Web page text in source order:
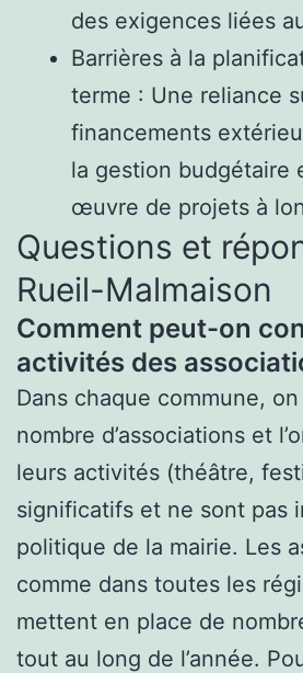
des exigences liées
Barrières à la
terme : Une reliance
financements
la gestion budgétaire
œuvre de projets à
Questions et
Rueil-Malmaison
Comment peut-on
activités des
Dans chaque commune,
nombre d’associations et
leurs activités (théâtre,
significatifs et ne sont pas
politique de la mairie. Les
comme dans toutes les
mettent en place de
tout au long de l’année.